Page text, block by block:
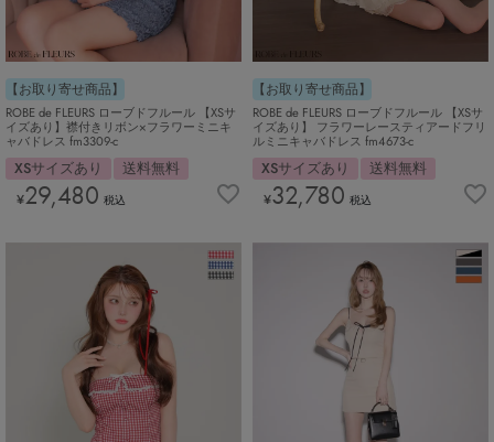
【お取り寄せ商品】
ROBE de FLEURS ローブドフルール 【XSサ
イズあり】襟付きリボン×フラワーミニキ
ャバドレス fm3309-c
XSサイズあり 送料無料
¥29,480 税込
【お取り寄せ商品】
ROBE de FLEURS ローブドフルール 【XSサ
イズあり】 フラワーレースティアードフリ
ルミニキャバドレス fm4673-c
XSサイズあり 送料無料
¥32,780 税込